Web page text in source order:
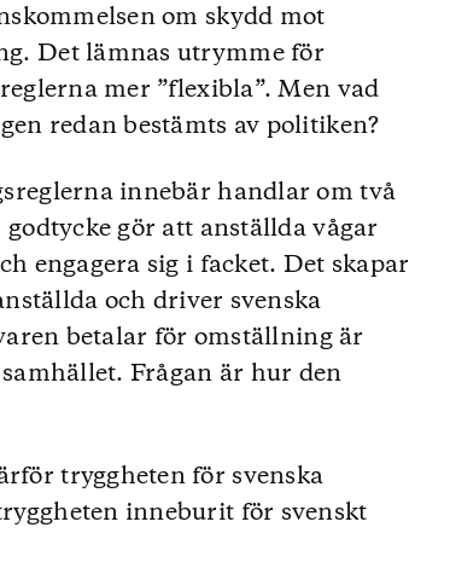
om skydd mot
Det lämnas utrymme för
mer ”flexibla”. Men vad
redan bestämts av politiken?
innebär handlar om två
gör att anställda vågar
engagera sig i facket. Det skapar
och driver svenska
betalar för omställning är
Frågan är hur den
tryggheten för svenska
inneburit för svenskt